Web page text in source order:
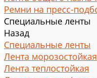
Ремни на пресс-
Специальные ленты
Назад
Специальные ленты
Лента морозостойкая
Лента теплостойкая